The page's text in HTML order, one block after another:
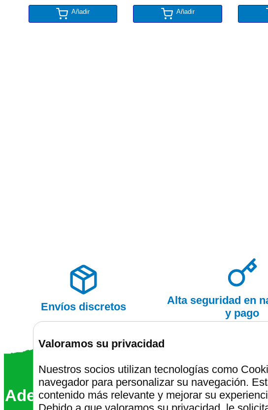
Añadir Añadir
Envíos discretos
Alta seguridad en
y pago
Montalafiesta
Además somos un 68% más
Valoramos su privacidad
Nuestros socios utilizan tecnologías como
navegador para personalizar su navegación.
contenido más relevante y mejorar su